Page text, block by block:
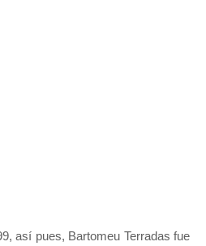
así pues, Bartomeu Terradas fue